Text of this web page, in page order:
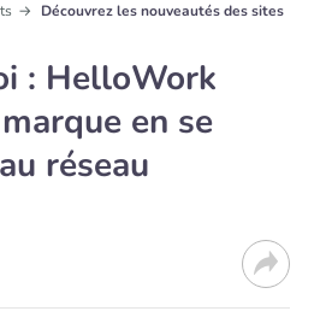
Découvrez les nouveautés des sites
: HelloWork
en se
réseau